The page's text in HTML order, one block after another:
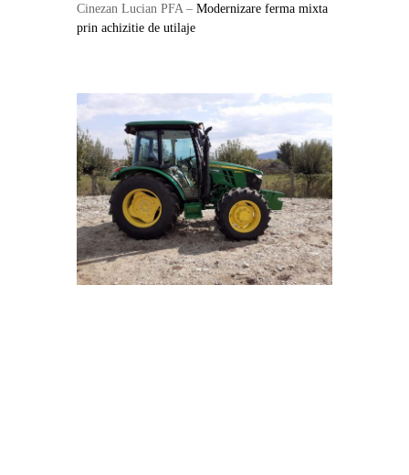
Cinezan Lucian PFA – Modernizare ferma mixta
prin achizitie de utilaje